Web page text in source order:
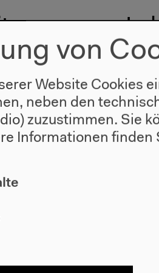
zum
von
Website Cookies
neben den
zuzustimmen. Sie
Informationen finden